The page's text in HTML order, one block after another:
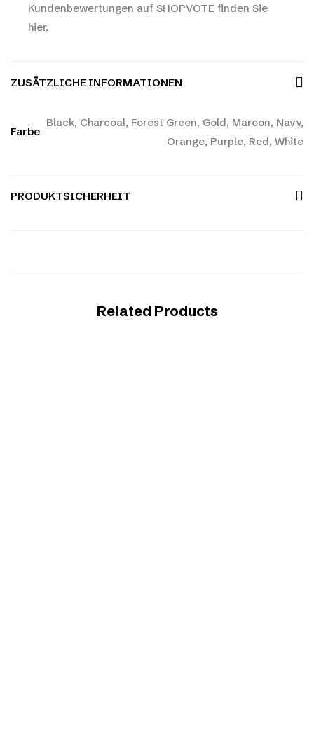
Kundenbewertungen auf SHOPVOTE finden Sie
hier.
ZUSÄTZLICHE INFORMATIONEN
Farbe
Black, Charcoal, Forest Green, Gold, Maroon, Navy,
Orange, Purple, Red, White
PRODUKTSICHERHEIT
Related Products